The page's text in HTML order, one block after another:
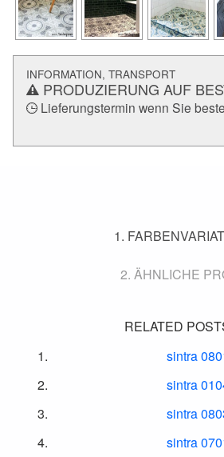
INFORMATION, TRANSPORT
PRODUZIERUNG AUF
Lieferungstermin wenn Sie
ÄHNLICHE
RELATED
sintra
sintra
sintra
sintra